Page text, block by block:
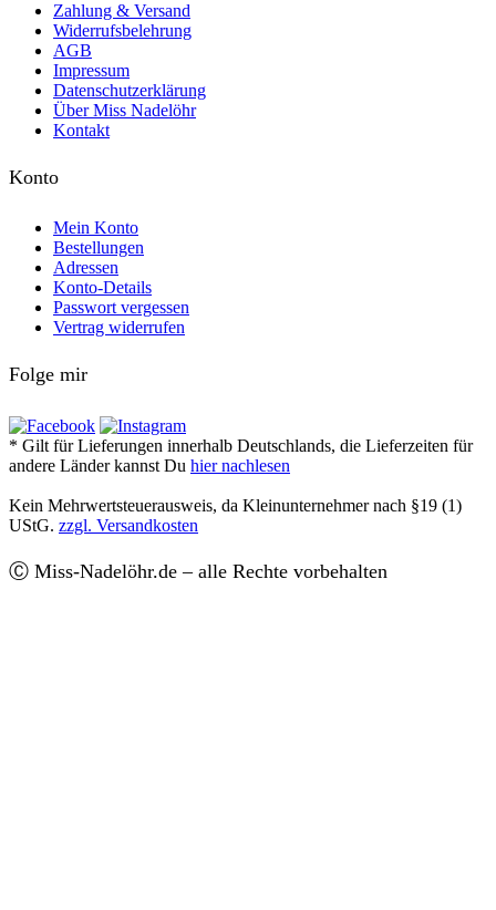
Zahlung & Versand
Widerrufsbelehrung
AGB
Impressum
Datenschutzerklärung
Über Miss Nadelöhr
Kontakt
Konto
Mein Konto
Bestellungen
Adressen
Konto-Details
Passwort vergessen
Vertrag widerrufen
Folge mir
* Gilt für Lieferungen innerhalb Deutschlands, die Lieferzeiten für
andere Länder kannst Du hier nachlesen
Kein Mehrwertsteuerausweis, da Kleinunternehmer nach §19 (1)
UStG. zzgl. Versandkosten
Ⓒ Miss-Nadelöhr.de – alle Rechte vorbehalten